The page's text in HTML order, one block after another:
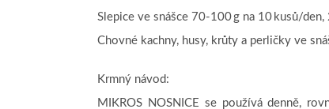
Slepice ve snášce 70-100 g na 10 kusů/
Chovné kachny, husy, krůty a perličky ve
Krmný návod:
MIKROS NOSNICE se používá denně,